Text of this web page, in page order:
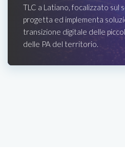
TLC a Latiano, focalizzato sul
progetta ed implementa
transizione digitale delle
delle PA del territorio.